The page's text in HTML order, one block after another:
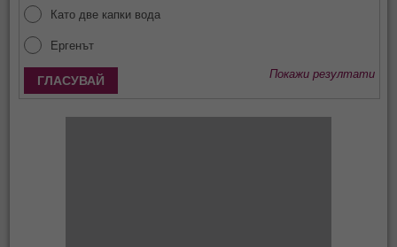
Като две капки вода
Ергенът
Покажи резултати